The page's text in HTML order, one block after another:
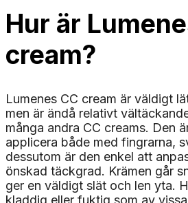
Hur är
cream?
Lumenes CC cream är väldigt
men är ändå relativt
många andra CC creams. Den
applicera både med fingrarna,
dessutom är den enkel att
önskad täckgrad. Krämen går
ger en väldigt slät och len yta.
kladdig eller fuktig som av